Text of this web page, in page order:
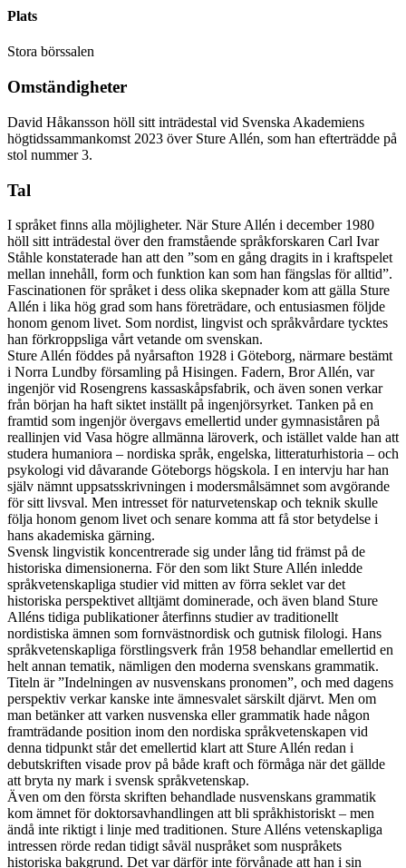
Plats
Stora börssalen
Omständigheter
David Håkansson höll sitt inträdestal vid Svenska Akademiens
högtidssammankomst 2023 över Sture Allén, som han efterträdde på
stol nummer 3.
Tal
I språket finns alla möjligheter. När Sture Allén i december 1980
höll sitt inträdestal över den framstående språkforskaren Carl Ivar
Ståhle konstaterade han att den ”som en gång dragits in i kraftspelet
mellan innehåll, form och funktion kan som han fängslas för alltid”.
Fascinationen för språket i dess olika skepnader kom att gälla Sture
Allén i lika hög grad som hans företrädare, och entusiasmen följde
honom genom livet. Som nordist, lingvist och språkvårdare tycktes
han förkroppsliga vårt vetande om svenskan.
Sture Allén föddes på nyårsafton 1928 i Göteborg, närmare bestämt
i Norra Lundby församling på Hisingen. Fadern, Bror Allén, var
ingenjör vid Rosengrens kassaskåpsfabrik, och även sonen verkar
från början ha haft siktet inställt på ingenjörsyrket. Tanken på en
framtid som ingenjör övergavs emellertid under gymnasiståren på
reallinjen vid Vasa högre allmänna läroverk, och istället valde han att
studera humaniora – nordiska språk, engelska, litteraturhistoria – och
psykologi vid dåvarande Göteborgs högskola. I en intervju har han
själv nämnt uppsatsskrivningen i modersmålsämnet som avgörande
för sitt livsval. Men intresset för naturvetenskap och teknik skulle
följa honom genom livet och senare komma att få stor betydelse i
hans akademiska gärning.
Svensk lingvistik koncentrerade sig under lång tid främst på de
historiska dimensionerna. För den som likt Sture Allén inledde
språkvetenskapliga studier vid mitten av förra seklet var det
historiska perspektivet alltjämt dominerade, och även bland Sture
Alléns tidiga publikationer återfinns studier av traditionellt
nordistiska ämnen som fornvästnordisk och gutnisk filologi. Hans
språkvetenskapliga förstlingsverk från 1958 behandlar emellertid en
helt annan tematik, nämligen den moderna svenskans grammatik.
Titeln är ”Indelningen av nusvenskans pronomen”, och med dagens
perspektiv verkar kanske inte ämnesvalet särskilt djärvt. Men om
man betänker att varken nusvenska eller grammatik hade någon
framträdande position inom den nordiska språkvetenskapen vid
denna tidpunkt står det emellertid klart att Sture Allén redan i
debutskriften visade prov på både kraft och förmåga när det gällde
att bryta ny mark i svensk språkvetenskap.
Även om den första skriften behandlade nusvenskans grammatik
kom ämnet för doktorsavhandlingen att bli språkhistoriskt – men
ändå inte riktigt i linje med traditionen. Sture Alléns vetenskapliga
intressen rörde redan tidigt såväl nuspråket som nuspråkets
historiska bakgrund. Det var därför inte förvånade att han i sin